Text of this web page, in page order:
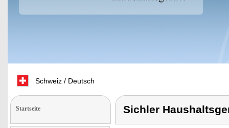
Schweiz / Deutsch
Startseite Sichler